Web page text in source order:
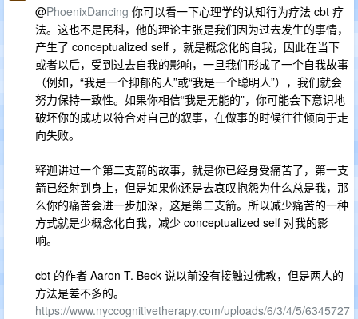
@PhoenixDancing 你可以看一下心理学的认知行为疗法 cbt 疗
法。这也不是民科，他的理论主张是我们因为过去发生的事情，
产生了 conceptualized self ，就是概念化的自我，因此在当下
或者以后，受到过去自我的影响，一旦我们形成了一个自我故事
（例如，“我是一个抑郁的人”或“我是一个聪明人”），我们就会
努力保持一致性。如果你相信“我是无能的”，你可能会下意识地
破坏你的成功以符合对自己的叙事，在做事的时候往往倾向于走
向失败。
释迦讲过一个第二支箭的故事，就是你已经身受痛苦了，第一支
箭已经射到身上，但是如果你还是去哀叹抱怨为什么总是我，那
么你的痛苦会进一步加深，这是第二支箭。所以减少痛苦的一种
方式就是少概念化自我，减少 conceptualized self 对我的影
响。
cbt 的作者 Aaron T. Beck 说以前没有接触过佛教，但是两人的
方法是差不多的。
https://www.nyccognitivetherapy.com/uploads/6/3/4/5/6345727